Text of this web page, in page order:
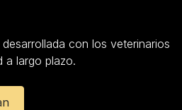
con los veterinarios
a largo plazo.